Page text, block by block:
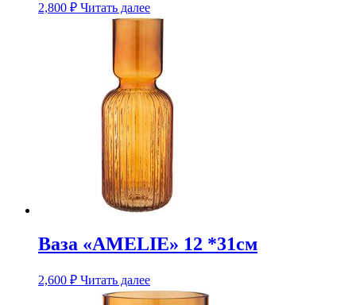
2,800 ₽ Читать далее
Ваза «AMELIE» 12 *31см
2,600 ₽ Читать далее